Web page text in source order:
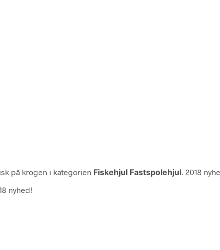
på krogen i kategorien Fiskehjul Fastspolehjul . 2018
nyhed!